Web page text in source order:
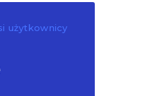
użytkownicy